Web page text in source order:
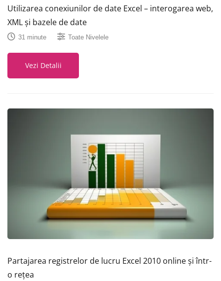
Utilizarea conexiunilor de date Excel – interogarea web,
XML și bazele de date
31 minute Toate Nivelele
Vezi Detalii
Partajarea registrelor de lucru Excel 2010 online și într-
o rețea